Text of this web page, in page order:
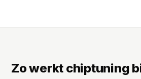
Zo werkt chiptuning